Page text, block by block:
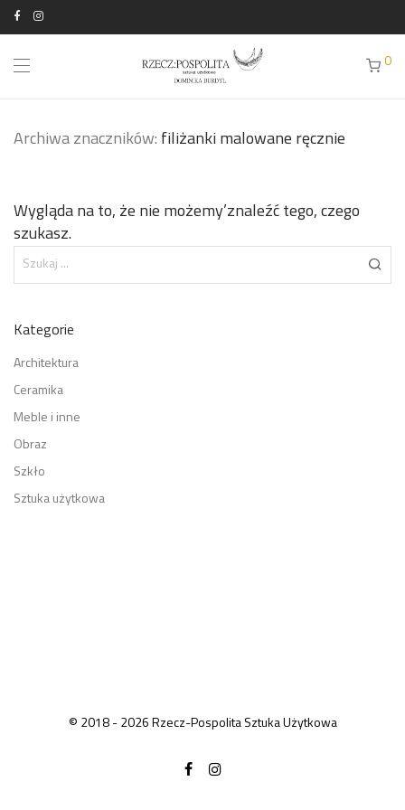
0
Archiwa znaczników: filiżanki malowane ręcznie
Wygląda na to, że nie możemy’znaleźć tego, czego
szukasz.
Kategorie
Architektura
Ceramika
Meble i inne
Obraz
Szkło
Sztuka użytkowa
© 2018 - 2026 Rzecz-Pospolita Sztuka Użytkowa